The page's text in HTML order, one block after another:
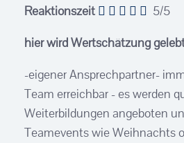
Reaktionszeit
5/5
hier wird Wertschätzung
-eigener Ansprechpartner-
Team erreichbar - es werden
Weiterbildungen angeboten
Teamevents wie Weihnachts